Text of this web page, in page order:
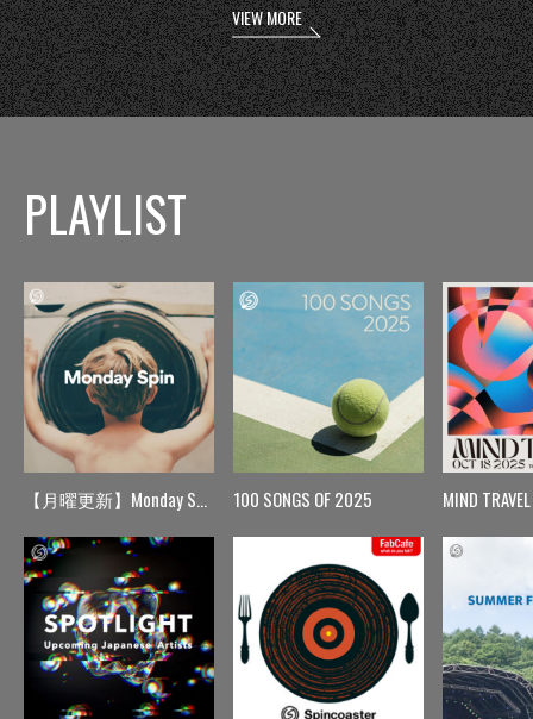
VIEW MORE
PLAYLIST
【月曜更新】Monday Spin 100 SONGS OF 2025 MIND TRAVEL